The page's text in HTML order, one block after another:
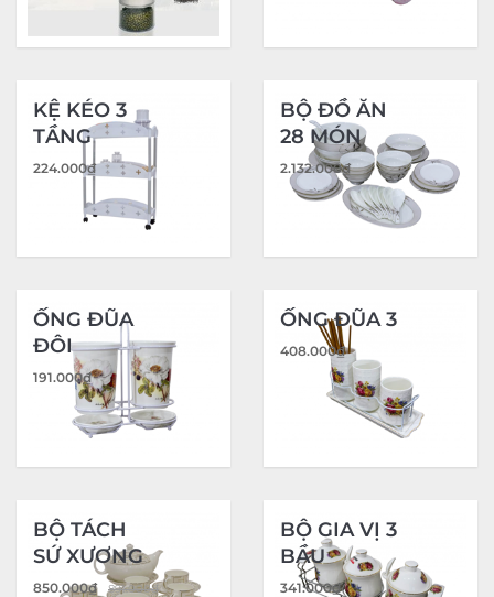
KỆ KÉO 3
TẦNG
224.000₫
BỘ ĐỒ ĂN
28 MÓN
2.132.000₫
ỐNG ĐŨA
ĐÔI
191.000₫
ỐNG ĐŨA 3
408.000₫
BỘ TÁCH
SỨ XƯƠNG
850.000₫ 891.000₫
BỘ GIA VỊ 3
BẦU
341.000₫